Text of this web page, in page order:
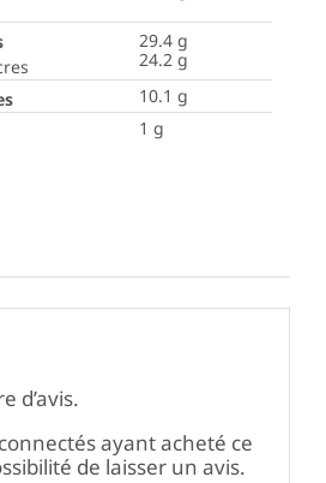
29.4 g
24.2 g
10.1 g
1 g
d’avis.
ayant acheté ce
de laisser un avis.